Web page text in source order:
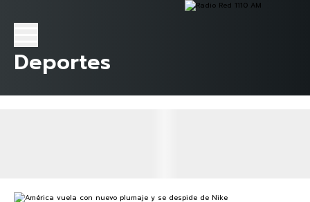
Deportes